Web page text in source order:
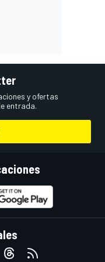
y ofertas
entrada.